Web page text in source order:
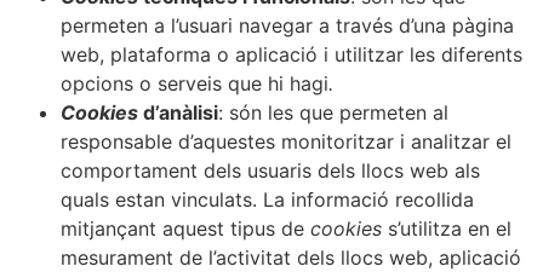
permeten a l’usuari navegar a través d’una pàgina
web, plataforma o aplicació i utilitzar les diferents
opcions o serveis que hi hagi.
Cookies d’anàlisi: són les que permeten al
responsable d’aquestes monitoritzar i analitzar el
comportament dels usuaris dels llocs web als
quals estan vinculats. La informació recollida
mitjançant aquest tipus de cookies s’utilitza en el
mesurament de l’activitat dels llocs web, aplicació